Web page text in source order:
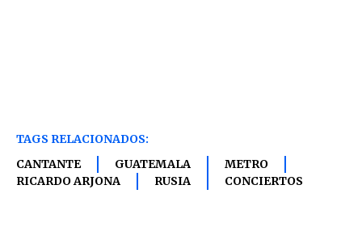
TAGS RELACIONADOS:
CANTANTE
GUATEMALA
METRO
RICARDO ARJONA
RUSIA CONCIERTOS